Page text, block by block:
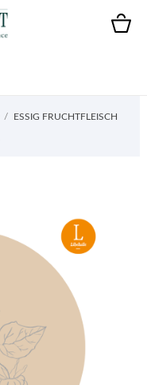
ESSIG FRUCHTFLEISCH